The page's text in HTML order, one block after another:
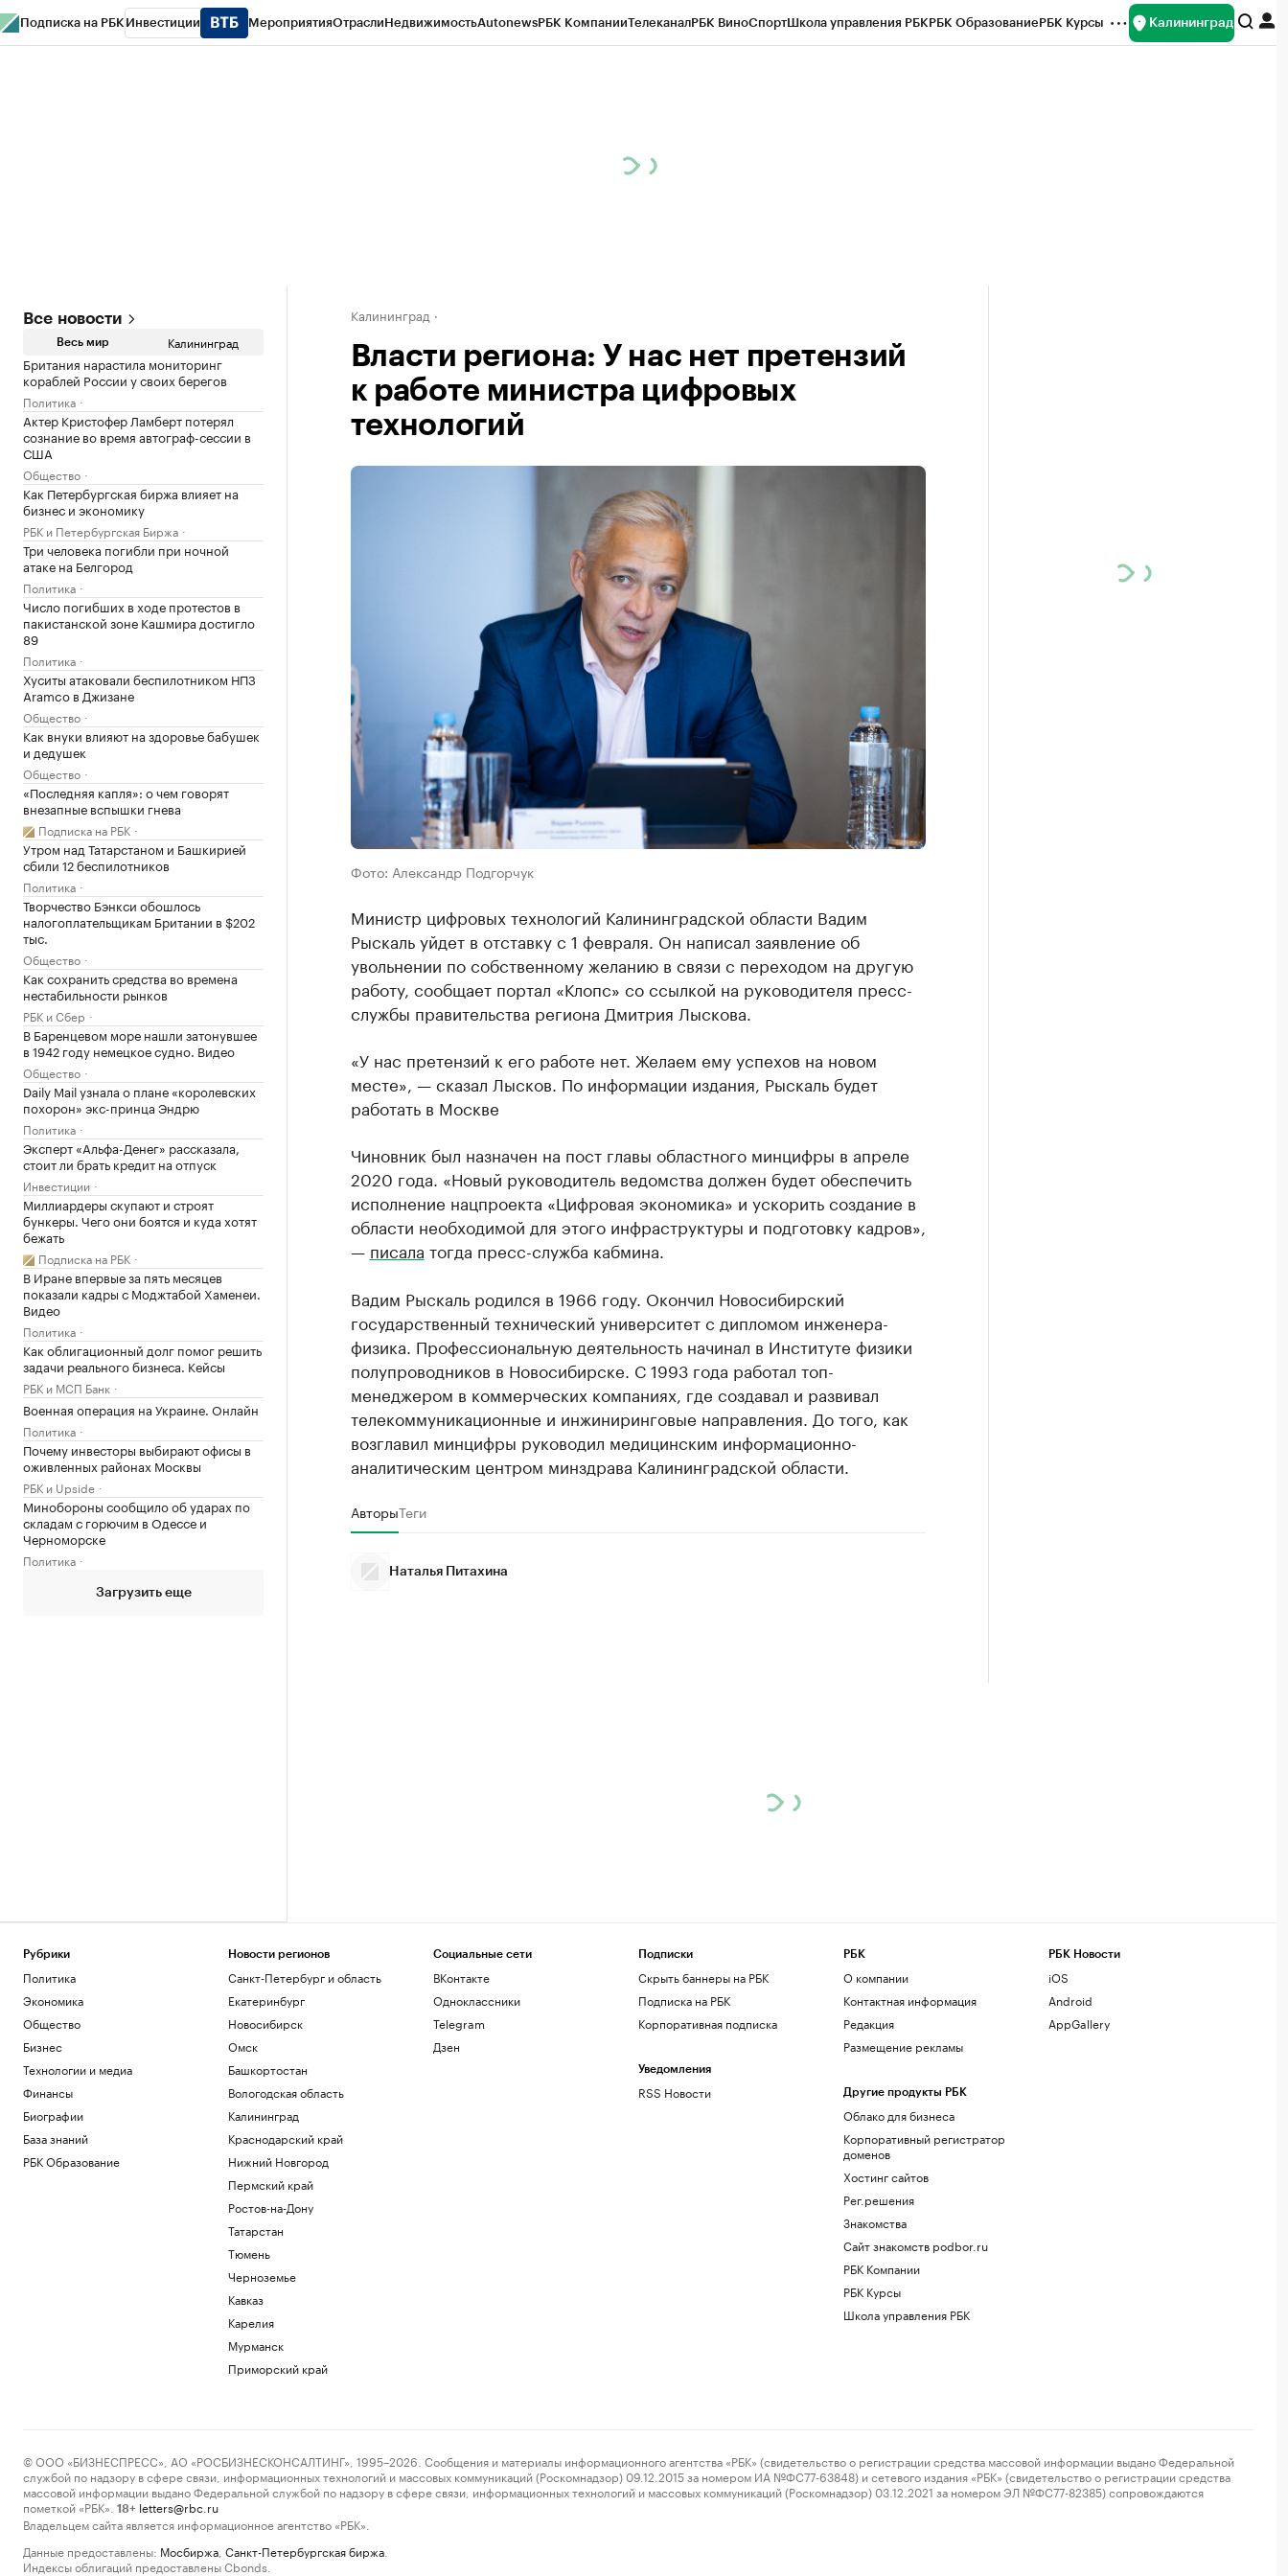
Подписка на РБК Инвестиции МероприятияОтраслиНедвижимостьAutonewsРБК КомпанииТелеканалРБК ВиноСпортШкола управления РБКРБК ОбразованиеРБК Курсы Калининград
Все новости
Весь мир Калининград
Британия нарастила мониторинг
кораблей России у своих берегов
Политика
Актер Кристофер Ламберт потерял
сознание во время автограф-сессии в
США
Общество
Как Петербургская биржа влияет на
бизнес и экономику
РБК и Петербургская Биржа
Три человека погибли при ночной
атаке на Белгород
Политика
Число погибших в ходе протестов в
пакистанской зоне Кашмира достигло
89
Политика
Хуситы атаковали беспилотником НПЗ
Aramco в Джизане
Общество
Как внуки влияют на здоровье бабушек
и дедушек
Общество
«Последняя капля»: о чем говорят
внезапные вспышки гнева
Подписка на РБК
Утром над Татарстаном и Башкирией
сбили 12 беспилотников
Политика
Творчество Бэнкси обошлось
налогоплательщикам Британии в $202
тыс.
Общество
Как сохранить средства во времена
нестабильности рынков
РБК и Сбер
В Баренцевом море нашли затонувшее
в 1942 году немецкое судно. Видео
Общество
Daily Mail узнала о плане «королевских
похорон» экс-принца Эндрю
Политика
Эксперт «Альфа-Денег» рассказала,
стоит ли брать кредит на отпуск
Инвестиции
Миллиардеры скупают и строят
бункеры. Чего они боятся и куда хотят
бежать
Подписка на РБК
В Иране впервые за пять месяцев
показали кадры с Моджтабой Хаменеи.
Видео
Политика
Как облигационный долг помог решить
задачи реального бизнеса. Кейсы
РБК и МСП Банк
Военная операция на Украине. Онлайн
Политика
Почему инвесторы выбирают офисы в
оживленных районах Москвы
РБК и Upside
Минобороны сообщило об ударах по
складам с горючим в Одессе и
Черноморске
Политика
Загрузить еще
Калининград
Власти региона: У нас нет претензий
к работе министра цифровых
технологий
Фото: Александр Подгорчук
Министр цифровых технологий Калининградской области Вадим
Рыскаль уйдет в отставку с 1 февраля. Он написал заявление об
увольнении по собственному желанию в связи с переходом на другую
работу, сообщает портал «Клопс» со ссылкой на руководителя пресс-
службы правительства региона Дмитрия Лыскова.
«У нас претензий к его работе нет. Желаем ему успехов на новом
месте», — сказал Лысков. По информации издания, Рыскаль будет
работать в Москве
Чиновник был назначен на пост главы областного минцифры в апреле
2020 года. «Новый руководитель ведомства должен будет обеспечить
исполнение нацпроекта «Цифровая экономика» и ускорить создание в
области необходимой для этого инфраструктуры и подготовку кадров»,
— писала тогда пресс-служба кабмина.
Вадим Рыскаль родился в 1966 году. Окончил Новосибирский
государственный технический университет с дипломом инженера-
физика. Профессиональную деятельность начинал в Институте физики
полупроводников в Новосибирске. С 1993 года работал топ-
менеджером в коммерческих компаниях, где создавал и развивал
телекоммуникационные и инжиниринговые направления. До того, как
возглавил минцифры руководил медицинским информационно-
аналитическим центром минздрава Калининградской области.
АвторыТеги
Наталья Питахина
Рубрики
Политика
Экономика
Общество
Бизнес
Технологии и медиа
Финансы
Биографии
База знаний
РБК Образование
Новости регионов
Санкт-Петербург и область
Екатеринбург
Новосибирск
Омск
Башкортостан
Вологодская область
Калининград
Краснодарский край
Нижний Новгород
Пермский край
Ростов-на-Дону
Татарстан
Тюмень
Черноземье
Кавказ
Карелия
Мурманск
Приморский край
Социальные сети
ВКонтакте
Одноклассники
Telegram
Дзен
Подписки
Скрыть баннеры на РБК
Подписка на РБК
Корпоративная подписка
Уведомления
RSS Новости
РБК
О компании
Контактная информация
Редакция
Размещение рекламы
Другие продукты РБК
Облако для бизнеса
Корпоративный регистратор
доменов
Хостинг сайтов
Рег.решения
Знакомства
Сайт знакомств podbor.ru
РБК Компании
РБК Курсы
Школа управления РБК
РБК Новости
iOS
Android
AppGallery
© ООО «БИЗНЕСПРЕСС», АО «РОСБИЗНЕСКОНСАЛТИНГ», 1995–2026. Сообщения и материалы информационного агентства «РБК» (свидетельство о регистрации средства массовой информации выдано Федеральной
службой по надзору в сфере связи, информационных технологий и массовых коммуникаций (Роскомнадзор) 09.12.2015 за номером ИА №ФС77-63848) и сетевого издания «РБК» (свидетельство о регистрации средства
массовой информации выдано Федеральной службой по надзору в сфере связи, информационных технологий и массовых коммуникаций (Роскомнадзор) 03.12.2021 за номером ЭЛ №ФС77-82385) сопровождаются
пометкой «РБК».
18+ letters@rbc.ru
Владельцем сайта является информационное агентство «РБК».
Данные предоставлены: Мосбиржа Санкт-Петербургская биржа
Индексы облигаций предоставлены Cbonds.